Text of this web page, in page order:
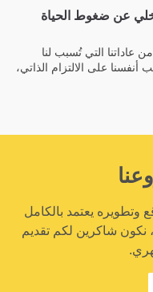
عن ضغوط الحياة
عاداتنا التي تُسبب لنا
على الالتزام الذاتي،
وتطويره يعتمد بالكامل
نكون شاكرين لكم تقديم